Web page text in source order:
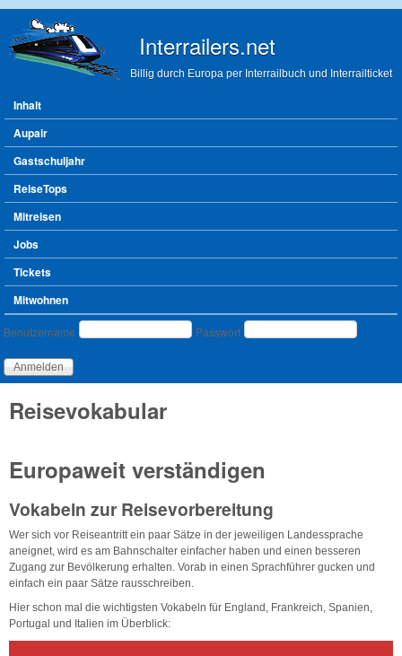
Interrailers.net
Billig durch Europa per Interrailbuch und Interrailticket
Hauptmenü
Inhalt
Aupair
Gastschuljahr
ReiseTops
Mitreisen
Jobs
Tickets
Mitwohnen
Benutzeranmeldung
Benutzername Passwort
Reisevokabular
Europaweit verständigen
Vokabeln zur Reisevorbereitung
Wer sich vor Reiseantritt ein paar Sätze in der jeweiligen Landessprache
aneignet, wird es am Bahnschalter einfacher haben und einen besseren
Zugang zur Bevölkerung erhalten. Vorab in einen Sprachführer gucken und
einfach ein paar Sätze rausschreiben.
Hier schon mal die wichtigsten Vokabeln für England, Frankreich, Spanien,
Portugal und Italien im Überblick: